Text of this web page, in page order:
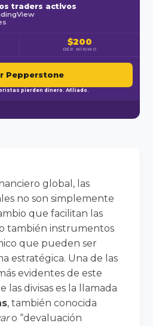
traders activos
$200
DEP. MÍNIMO
Pepperstone
pierden dinero. Afiliado.
global, las
no son simplemente
que facilitan las
también instrumentos
que pueden ser
estratégica. Una de las
evidentes de este
las divisas es la llamada
, también conocida
o “devaluación